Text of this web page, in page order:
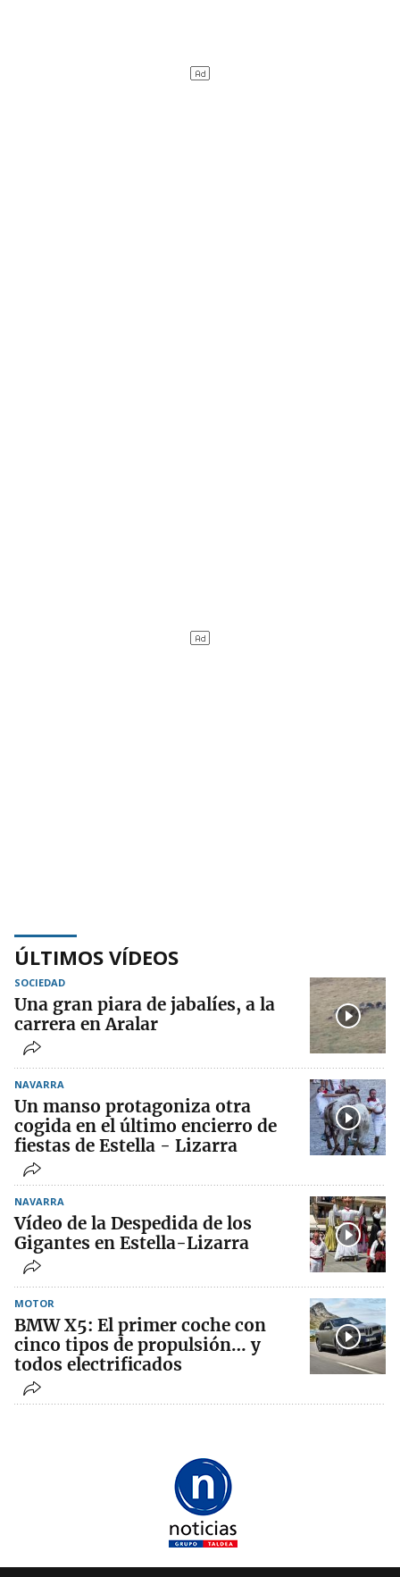
ÚLTIMOS VÍDEOS
SOCIEDAD
Una gran piara de jabalíes, a la
carrera en Aralar
NAVARRA
Un manso protagoniza otra
cogida en el último encierro de
fiestas de Estella - Lizarra
NAVARRA
Vídeo de la Despedida de los
Gigantes en Estella-Lizarra
MOTOR
BMW X5: El primer coche con
cinco tipos de propulsión… y
todos electrificados